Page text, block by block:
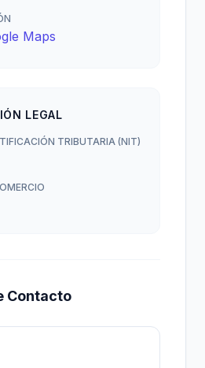
Maps
LEGAL
TRIBUTARIA (NIT)
Contacto